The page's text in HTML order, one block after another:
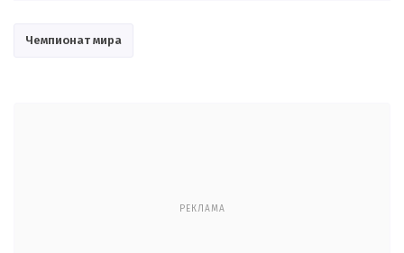
Чемпионат мира
РЕКЛАМА